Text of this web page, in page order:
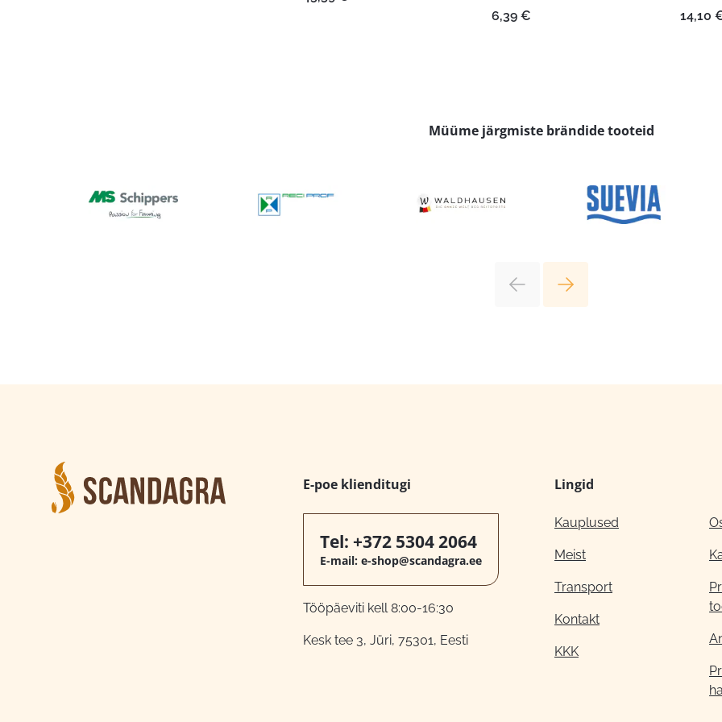
6,39 € 14,10
Müüme järgmiste brändide tooteid
E-poe klienditugi
Tel: +372 5304 2064
E-mail: e-shop@scandagra.ee
Tööpäeviti kell 8:00-16:30
Kesk tee 3, Jüri, 75301, Eesti
Lingid
Kauplused
Meist
Transport
Kontakt
KKK